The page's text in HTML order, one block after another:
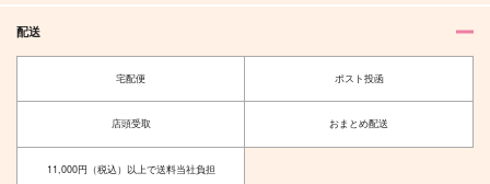
配送
宅配便 ポスト投函
店頭受取 おまとめ配送
11,000円（税込）以上で送料当社負担